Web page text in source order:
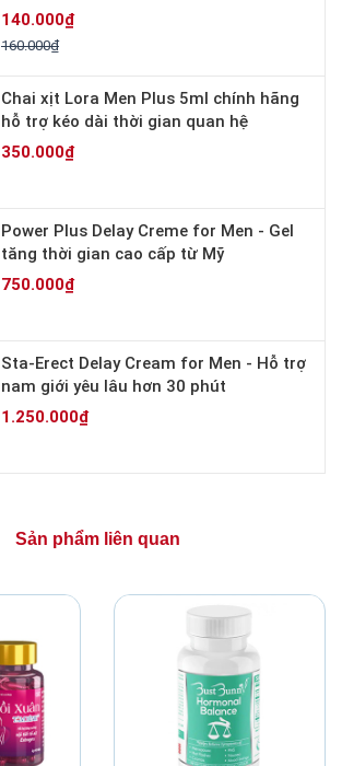
140.000₫
160.000₫
Chai xịt Lora Men Plus 5ml chính hãng
hỗ trợ kéo dài thời gian quan hệ
350.000₫
Power Plus Delay Creme for Men - Gel
tăng thời gian cao cấp từ Mỹ
750.000₫
Sta-Erect Delay Cream for Men - Hỗ trợ
nam giới yêu lâu hơn 30 phút
1.250.000₫
Sản phẩm liên quan